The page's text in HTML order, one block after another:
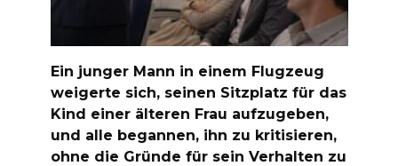
Ein junger Mann in einem Flugzeug
weigerte sich, seinen Sitzplatz für das
Kind einer älteren Frau aufzugeben,
und alle begannen, ihn zu kritisieren,
ohne die Gründe für sein Verhalten zu